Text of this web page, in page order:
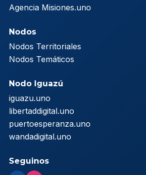
Agencia Misiones.uno
Nodos
Nodos Territoriales
Nodos Temáticos
Nodo Iguazú
iguazu.uno
libertaddigital.uno
puertoesperanza.uno
wandadigital.uno
Seguinos